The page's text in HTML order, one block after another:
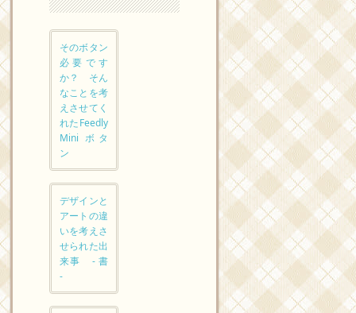
そのボタン
必要です
か？ そん
なことを考
えさせてく
れたFeedly
Mini ボタ
ン
デザインと
アートの違
いを考えさ
せられた出
来事 - 書
-